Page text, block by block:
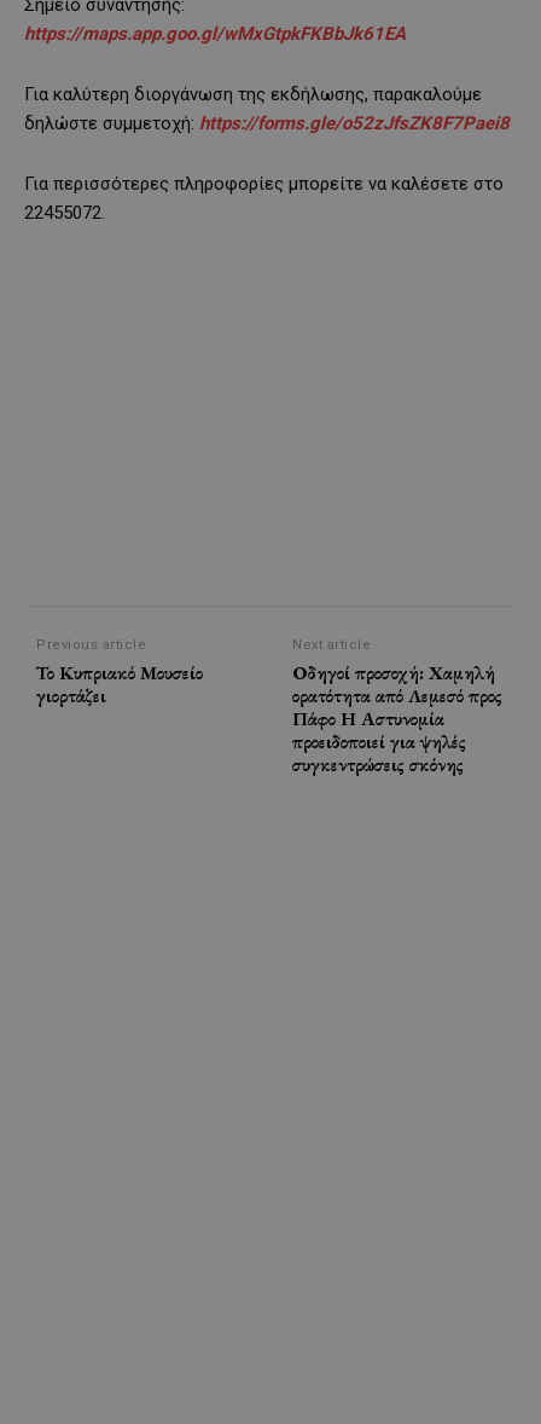
Σημείο συνάντησης:
https://maps.app.goo.gl/wMxGtpkFKBbJk61EA
Για καλύτερη διοργάνωση της εκδήλωσης, παρακαλούμε
δηλώστε συμμετοχή: https://forms.gle/o52zJfsZK8F7Paei8
Για περισσότερες πληροφορίες μπορείτε να καλέσετε στο
22455072.
Previous article
Το Κυπριακό Μουσείο
γιορτάζει
Next article
Οδηγοί προσοχή: Χαμηλή
ορατότητα από Λεμεσό προς
Πάφο Η Αστυνομία
προειδοποιεί για ψηλές
συγκεντρώσεις σκόνης